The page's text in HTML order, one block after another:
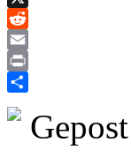
X
Reddit
Email
Print
Delen